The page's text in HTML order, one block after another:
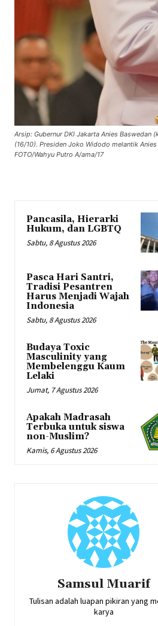
Arsip: Gubernur DKI Jakarta Anies Baswedan
(16/10). Presiden Joko Widodo melantik
FOTO/Wahyu Putro A/ama/17
Pancasila, Hierarki
Hukum, dan LGBTQ
Sabtu, 8 Agustus 2026
Pasca Hari Santri,
Tradisi Pesantren
Harus Menjadi Wajah
Indonesia
Sabtu, 8 Agustus 2026
Budaya Toxic
Masculinity yang
Membelenggu Kaum
Lelaki
Jumat, 7 Agustus 2026
Apakah Madrasah
Terbuka untuk siswa
non-Muslim?
Kamis, 6 Agustus 2026
Samsul Muarif
Tulisan adalah luapan pikiran yang
karya